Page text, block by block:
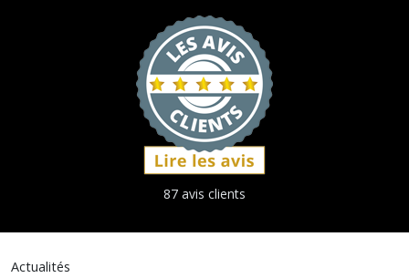
87 avis clients
Actualités